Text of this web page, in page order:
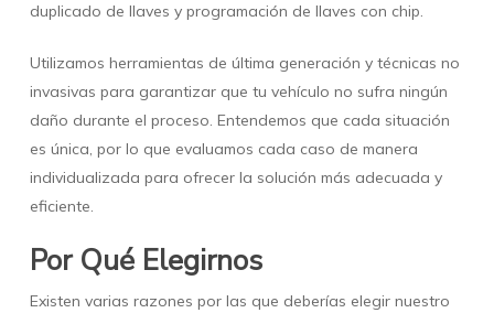
duplicado de llaves y programación de llaves con chip.
Utilizamos herramientas de última generación y técnicas no
invasivas para garantizar que tu vehículo no sufra ningún
daño durante el proceso. Entendemos que cada situación
es única, por lo que evaluamos cada caso de manera
individualizada para ofrecer la solución más adecuada y
eficiente.
Por Qué Elegirnos
Existen varias razones por las que deberías elegir nuestro